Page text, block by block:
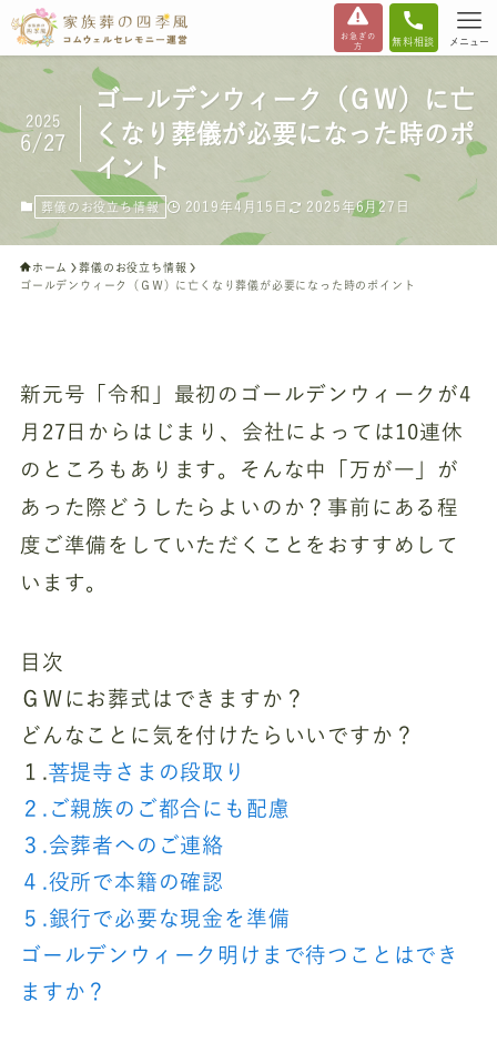
お急ぎの
方
無料相談 メニュー
ゴールデンウィーク（ＧＷ）に亡
くなり葬儀が必要になった時のポ
イント
2025
6/27
葬儀のお役立ち情報 2019年4月15日 2025年6月27日
ホーム
葬儀のお役立ち情報
ゴールデンウィーク（ＧＷ）に亡くなり葬儀が必要になった時のポイント
新元号「令和」最初のゴールデンウィークが4
月27日からはじまり、会社によっては10連休
のところもあります。そんな中「万が一」が
あった際どうしたらよいのか？事前にある程
度ご準備をしていただくことをおすすめして
います。
目次
ＧＷにお葬式はできますか？
どんなことに気を付けたらいいですか？
１. 菩提寺さまの段取り
２.
ご親族のご都合にも配慮
３. 会葬者へのご連絡
４. 役所で本籍の確認
５. 銀行で必要な現金を準備
ゴールデンウィーク明けまで待つことはでき
ますか？